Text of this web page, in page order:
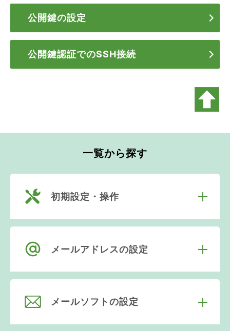
公開鍵の設定
公開鍵認証でのSSH接続
一覧から探す
初期設定・操作
メールアドレスの設定
メールソフトの設定